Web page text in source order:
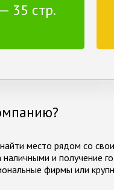
35 стр.
место рядом со
и получение
фирмы или